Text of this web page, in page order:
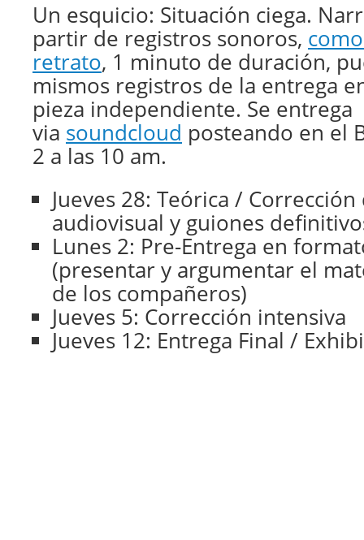
Un esquicio: Situación ciega.
partir de registros sonoros,
retrato, 1 minuto de duración,
mismos registros de la entrega
pieza independiente. Se entrega
via soundcloud posteando en el
2 a las 10 am.
Jueves 28: Teórica /
audiovisual y guiones
Lunes 2: Pre-Entrega en
(presentar y argumentar el
de los compañeros)
Jueves 5: Corrección intensiva
Jueves 12: Entrega Final /